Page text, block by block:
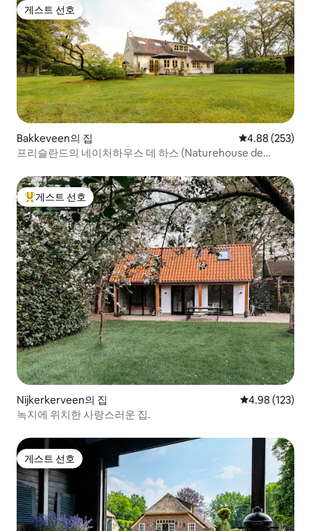
게스트 선호
게스트 선호
Bakkeveen의 집 평점 4.88점(5
4.88 (253)
프리슬란드의 네이처하우스 데 하스 (Naturehouse de
상위 게스트 선호
게스트 선호
Nijkerkerveen의 집 평점 4.98점(5
4.98 (123)
녹지에 위치한 사랑스러운 집.
게스트 선호
게스트 선호